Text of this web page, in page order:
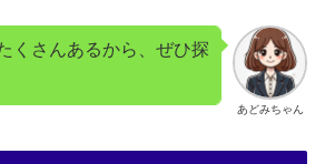
あどみちゃん
くさんあるから、ぜひ探